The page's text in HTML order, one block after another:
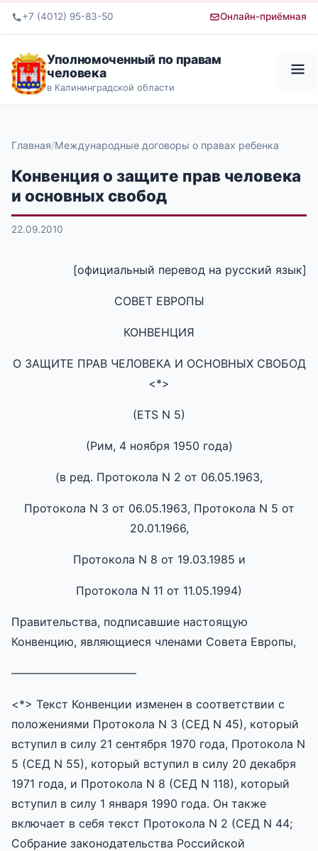
+7 (4012) 95-83-50 Онлайн-приёмная
Уполномоченный по правам
человека
в Калининградской области
Главная Международные договоры о правах ребенка
Конвенция о защите прав человека
и основных свобод
22.09.2010
[официальный перевод на русский язык]
СОВЕТ ЕВРОПЫ
КОНВЕНЦИЯ
О ЗАЩИТЕ ПРАВ ЧЕЛОВЕКА И ОСНОВНЫХ СВОБОД
<*>
(ETS N 5)
(Рим, 4 ноября 1950 года)
(в ред. Протокола N 2 от 06.05.1963,
Протокола N 3 от 06.05.1963, Протокола N 5 от
20.01.1966,
Протокола N 8 от 19.03.1985 и
Протокола N 11 от 11.05.1994)
Правительства, подписавшие настоящую
Конвенцию, являющиеся членами Совета Европы,
———————————
<*> Текст Конвенции изменен в соответствии с
положениями Протокола N 3 (СЕД N 45), который
вступил в силу 21 сентября 1970 года, Протокола N
5 (СЕД N 55), который вступил в силу 20 декабря
1971 года, и Протокола N 8 (СЕД N 118), который
вступил в силу 1 января 1990 года. Он также
включает в себя текст Протокола N 2 (СЕД N 44;
Собрание законодательства Российской